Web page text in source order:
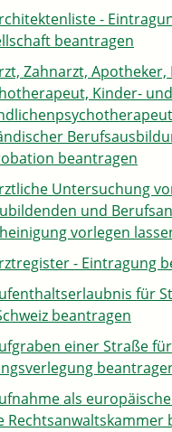
-
beantragen
Zahnarzt,
Kinder- und
beantragen
Untersuchung
und
vorlegen
- Eintragung
für
beantragen
einer Straße für
als
Rechtsanwaltskammer